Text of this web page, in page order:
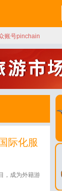
账号pinchain
际化服
，成为外籍游